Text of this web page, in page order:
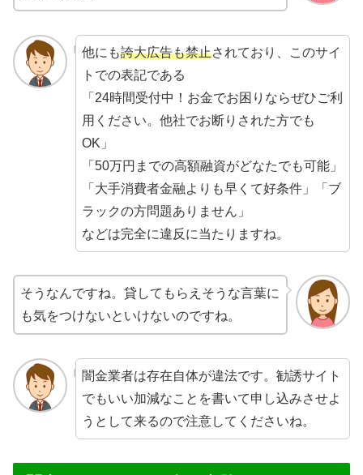
他にも誇大広告も禁止されており、このサイ
トでの表記である
「24時間受付中！お金でお困りならぜひご利
用ください。他社でお断りされた方でも
OK」
「50万円までの高額融資がどなたでも可能」
「大手消費者金融よりも早くて好条件」「ブ
ラックの方問題ありません」
などは完全に違反に当たりますね。
そうなんですね。貸してもらえそうな言葉に
も気をつけないといけないのですね。
闇金業者は存在自体が違法です。勧誘サイト
でもいい加減なことを書いて申し込みさせよ
うとして来るので注意してくださいね。